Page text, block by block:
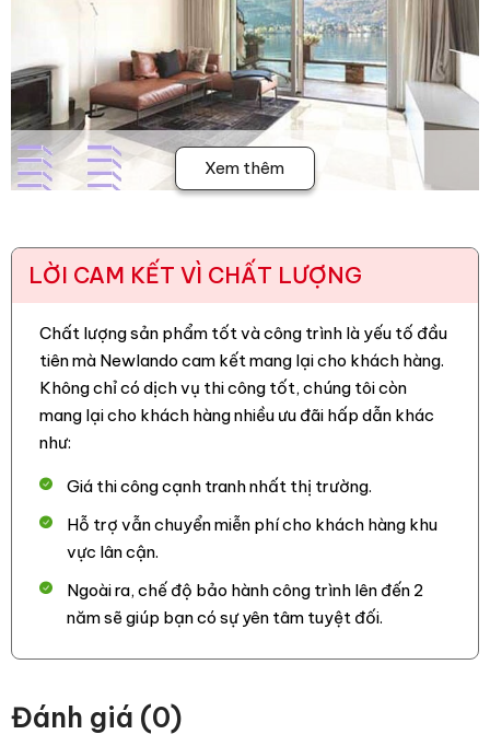
Xem thêm
LỜI CAM KẾT VÌ CHẤT LƯỢNG
Chất lượng sản phẩm tốt và công trình là yếu tố đầu
tiên mà Newlando cam kết mang lại cho khách hàng.
Không chỉ có dịch vụ thi công tốt, chúng tôi còn
mang lại cho khách hàng nhiều ưu đãi hấp dẫn khác
như:
Giá thi công cạnh tranh nhất thị trường.
Hỗ trợ vẫn chuyển miễn phí cho khách hàng khu
vực lân cận.
Ngoài ra, chế độ bảo hành công trình lên đến 2
năm sẽ giúp bạn có sự yên tâm tuyệt đối.
Đánh giá (0)